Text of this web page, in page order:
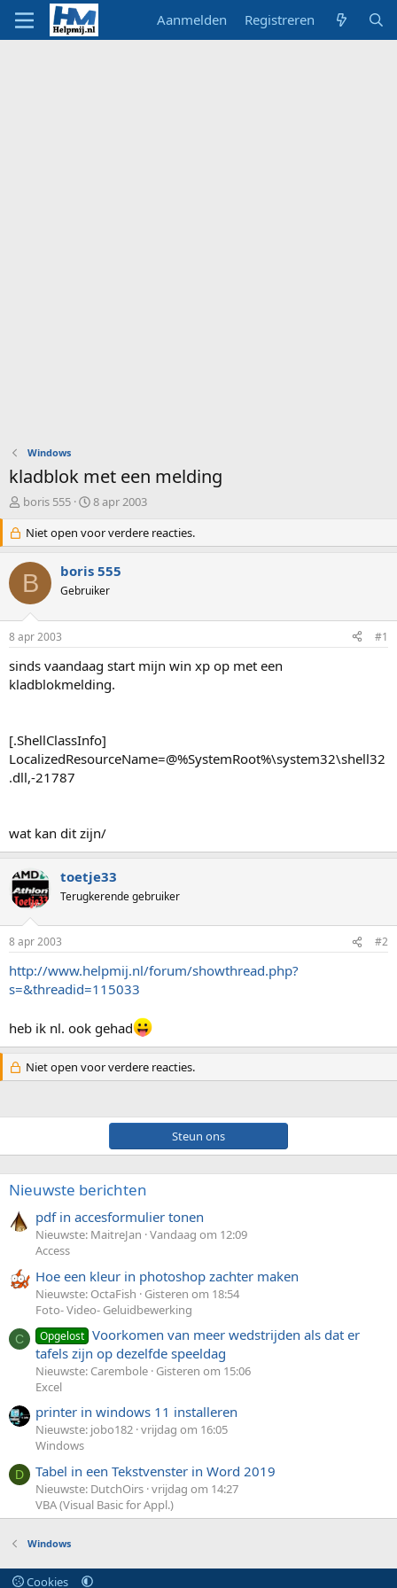
Aanmelden Registreren
Windows
kladblok met een melding
O
d
e
r
w
e
s
t
a
r
r
boris 555
S
a
r
d
a
m
8 apr 2003
Niet open voor verdere reacties.
B boris 555
Gebruiker
8 apr 2003 #1
sinds vaandaag start mijn win xp op met een
kladblokmelding.
[.ShellClassInfo]
LocalizedResourceName=@%SystemRoot%\system32\shell32
.dll,-21787
wat kan dit zijn/
toetje33
Terugkerende gebruiker
8 apr 2003 #2
http://www.helpmij.nl/forum/showthread.php?
s=&threadid=115033
heb ik nl. ook gehad
Niet open voor verdere reacties.
Steun ons
Nieuwste berichten
pdf in accesformulier tonen
Nieuwste: MaitreJan Vandaag om 12:09
Access
Hoe een kleur in photoshop zachter maken
Nieuwste: OctaFish
Gisteren om 18:54
Foto- Video- Geluidbewerking
C Opgelost Voorkomen van meer wedstrijden als dat er
tafels zijn op dezelfde speeldag
Nieuwste: Carembole Gisteren om 15:06
Excel
printer in windows 11 installeren
Nieuwste: jobo182 vrijdag om 16:05
Windows
D Tabel in een Tekstvenster in Word 2019
Nieuwste: DutchOirs vrijdag om 14:27
VBA (Visual Basic for Appl.)
Windows
Cookies